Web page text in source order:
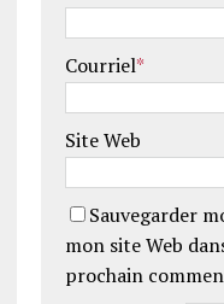
Courriel*
Site Web
Sauvegarder
mon site Web
prochain